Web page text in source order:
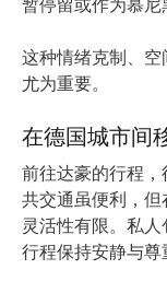
暂停留或作为慕尼
这种情绪克制、
尤为重要。
在德国城市间
前往达豪的行程
共交通虽便利，但
灵活性有限。私
行程保持安静与尊